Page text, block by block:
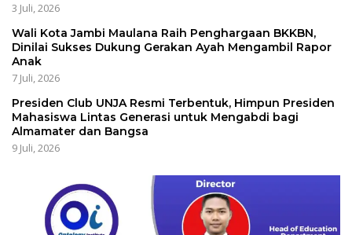
3 Juli, 2026
Wali Kota Jambi Maulana Raih Penghargaan BKKBN,
Dinilai Sukses Dukung Gerakan Ayah Mengambil Rapor
Anak
7 Juli, 2026
Presiden Club UNJA Resmi Terbentuk, Himpun Presiden
Mahasiswa Lintas Generasi untuk Mengabdi bagi
Almamater dan Bangsa
9 Juli, 2026